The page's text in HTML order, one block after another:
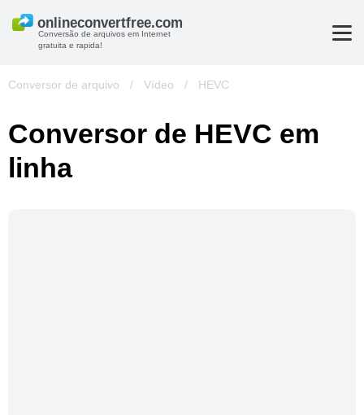
Conversão de arquivos em Internet
gratuita e rapida!
Conversor de arquivo / Vídeo / HEVC
Conversor de HEVC em
linha